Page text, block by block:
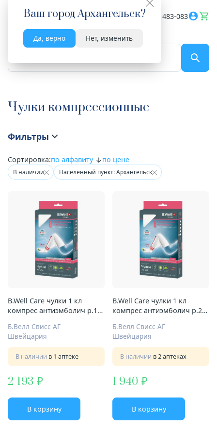
Ваш городАрхангельск?
Да, верно Нет, изменить
Весь сайт 8182 483-083
Чулки компрессионные
Фильтры
Сортировка:по алфавиту по цене
В наличии Населенный пункт: Архангельск
B.Well Care чулки 1 кл
компрес антиэмболич р.1
Б.Велл Свисс АГ
Швейцария
В наличии в 1 аптеке
2 193
В корзину
B.Well Care чулки 1 кл
компрес антиэмболич р.2
Б.Велл Свисс АГ
Швейцария
В наличии в 2 аптеках
1 940
В корзину